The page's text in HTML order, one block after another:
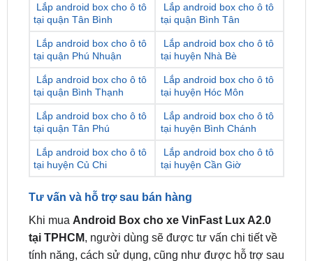
Lắp android box cho ô tô
tại quận Phú Nhuận
Lắp android box cho ô tô
tại huyện Nhà Bè
Lắp android box cho ô tô
tại quận Bình Thạnh
Lắp android box cho ô tô
tại huyện Hóc Môn
Lắp android box cho ô tô
tại quận Tân Phú
Lắp android box cho ô tô
tại huyện Bình Chánh
Lắp android box cho ô tô
tại huyện Củ Chi
Lắp android box cho ô tô
tại huyện Cần Giờ
Tư vấn và hỗ trợ sau bán hàng
tại TPHCM , người dùng sẽ được tư vấn chi tiết về
tính năng, cách sử dụng, cũng như được hỗ trợ sau
bán hàng, bảo hành và bảo dưỡng định kỳ để đảm
bảo hệ thống hoạt động ổn định và hiệu quả trong